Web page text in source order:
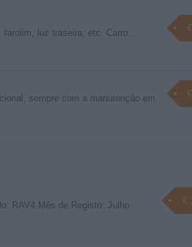
farolim, luz traseira, etc. Carro…
sempre com a manutenção em
€
RAV4 Mês de Registo: Julho